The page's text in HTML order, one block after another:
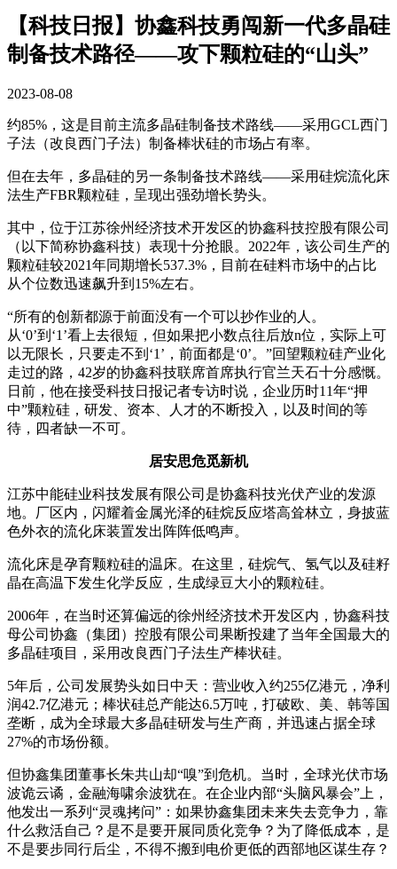
【科技日报】协鑫科技勇闯新一代多晶硅
制备技术路径——攻下颗粒硅的“山头”
2023-08-08
约85% ，这是目前主流多晶硅制备技术路线——采用GCL西门
子法（改良西门子法）制备棒状硅的市场占有率。
但在去年，多晶硅的另一条制备技术路线——采用硅烷流化床
法生产FBR颗粒硅，呈现出强劲增长势头。
其中，位于江苏徐州经济技术开发区的协鑫科技控股有限公司
（以下简称协鑫科技）表现十分抢眼。 2022年，该公司生产的
颗粒硅较2021年同期增长537.3% ，目前在硅料市场中的占比
从个位数迅速飙升到 15%左右。
“所有的创新都源于前面没有一个可以抄作业的人。
从‘0’到‘1 ’看上去很短，但如果把小数点往后放n位，实际上可
以无限长，只要走不到‘1 ’，前面都是‘0’。”回望颗粒硅产业化
走过的路， 42岁的协鑫科技联席首席执行官兰天石十分感慨。
日前，他在接受科技日报记者专访时说，企业历时11年“押
中”颗粒硅，研发、资本、人才的不断投入，以及时间的等
待，四者缺一不可。
居安思危觅新机
江苏中能硅业科技发展有限公司是协鑫科技光伏产业的发源
地。厂区内，闪耀着金属光泽的硅烷反应塔高耸林立，身披蓝
色外衣的流化床装置发出阵阵低鸣声。
流化床是孕育颗粒硅的温床。在这里，硅烷气、氢气以及硅籽
晶在高温下发生化学反应，生成绿豆大小的颗粒硅。
2006年，在当时还算偏远的徐州经济技术开发区内，协鑫科技
母公司协鑫（集团）控股有限公司果断投建了当年全国最大的
多晶硅项目，采用改良西门子法生产棒状硅。
5年后，公司发展势头如日中天：营业收入约255亿港元，净利
润42.7亿港元；棒状硅总产能达6.5万吨，打破欧、美、韩等国
垄断，成为全球最大多晶硅研发与生产商，并迅速占据全球
27%的市场份额。
但协鑫集团董事长朱共山却“嗅”到危机。当时，全球光伏市场
波诡云谲，金融海啸余波犹在。在企业内部“头脑风暴会”上，
他发出一系列“灵魂拷问”：如果协鑫集团未来失去竞争力，靠
什么救活自己？是不是要开展同质化竞争？为了降低成本，是
不是要步同行后尘，不得不搬到电价更低的西部地区谋生存？